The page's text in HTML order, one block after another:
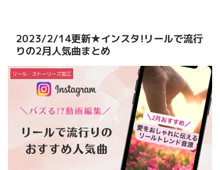
2023/2/14更新★インスタ!リールで流行
りの2月人気曲まとめ
リール・ストーリーズ加工